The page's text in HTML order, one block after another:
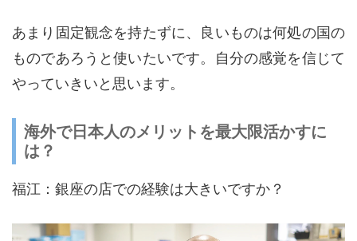
あまり固定観念を持たずに、良いものは何処の国の
ものであろうと使いたいです。自分の感覚を信じて
やっていきいと思います。
海外で日本人のメリットを最大限活かすに
は？
福江：銀座の店での経験は大きいですか？